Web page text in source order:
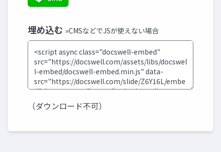
埋め込む »CMSなどでJSが使えない場合
（ダウンロード不可）